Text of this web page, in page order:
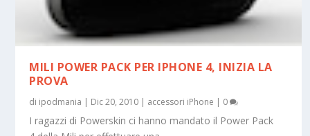
MILI POWER PACK PER IPHONE 4, INIZIA LA
PROVA
di ipodmania | Dic 20, 2010 | accessori iPhone | 0
I ragazzi di Powerskin ci hanno mandato il Power Pack